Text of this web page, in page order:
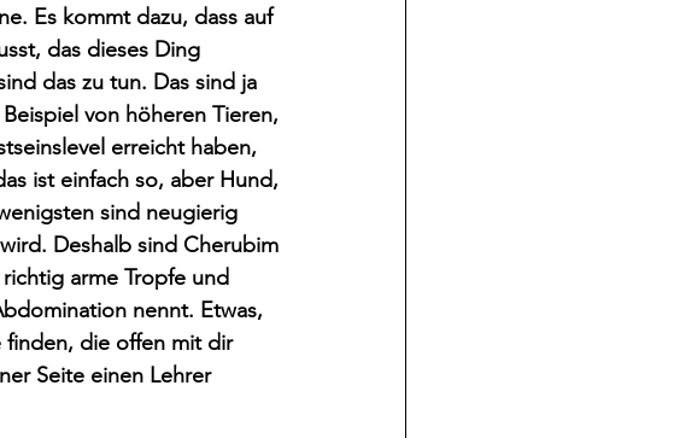
Es kommt dazu, dass auf
das dieses Ding
das zu tun. Das sind ja
von höheren Tieren,
erreicht haben,
ist einfach so, aber Hund,
sind neugierig
Deshalb sind Cherubim
arme Tropfe und
nennt. Etwas,
finden, die offen mit dir
Seite einen Lehrer